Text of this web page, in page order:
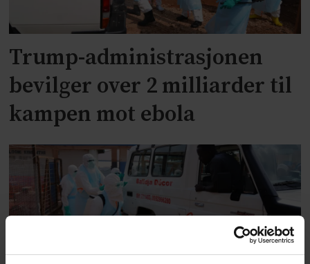
Trump-administrasjonen
bevilger over 2 milliarder til
kampen mot ebola